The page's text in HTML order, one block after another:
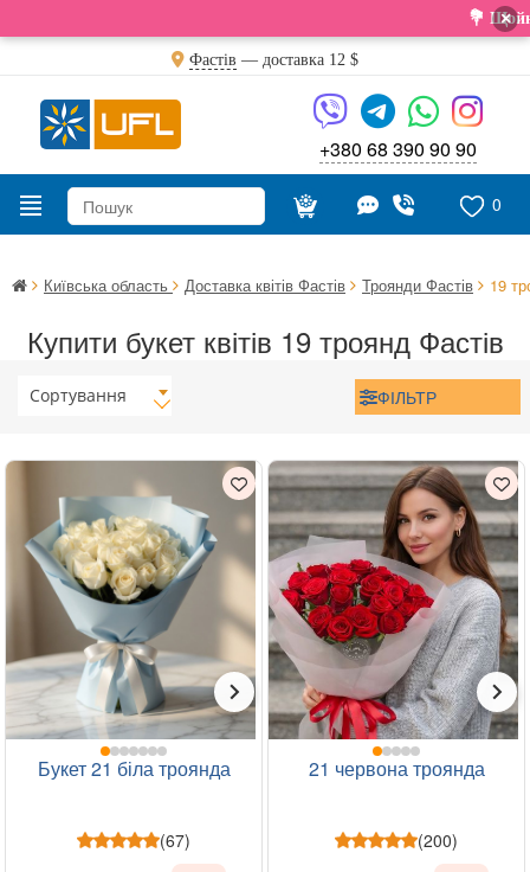
💐 Щойно×
Фастів — доставка 12 $
+380 68 390 90 90
0
Київська область Доставка квітів Фастів Троянди Фастів 19
Купити букет квітів 19 троянд Фастів
Сортування ФІЛЬТР
Букет 21 біла троянда
(67)
21 червона троянда
(200)